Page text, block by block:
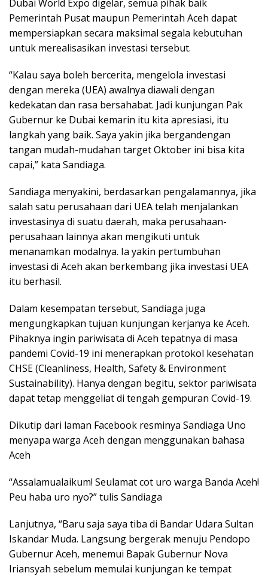
Dubai World Expo digelar, semua pihak baik
Pemerintah Pusat maupun Pemerintah Aceh dapat
mempersiapkan secara maksimal segala kebutuhan
untuk merealisasikan investasi tersebut.
“Kalau saya boleh bercerita, mengelola investasi
dengan mereka (UEA) awalnya diawali dengan
kedekatan dan rasa bersahabat. Jadi kunjungan Pak
Gubernur ke Dubai kemarin itu kita apresiasi, itu
langkah yang baik. Saya yakin jika bergandengan
tangan mudah-mudahan target Oktober ini bisa kita
capai,” kata Sandiaga.
Sandiaga menyakini, berdasarkan pengalamannya, jika
salah satu perusahaan dari UEA telah menjalankan
investasinya di suatu daerah, maka perusahaan-
perusahaan lainnya akan mengikuti untuk
menanamkan modalnya. Ia yakin pertumbuhan
investasi di Aceh akan berkembang jika investasi UEA
itu berhasil.
Dalam kesempatan tersebut, Sandiaga juga
mengungkapkan tujuan kunjungan kerjanya ke Aceh.
Pihaknya ingin pariwisata di Aceh tepatnya di masa
pandemi Covid-19 ini menerapkan protokol kesehatan
CHSE (Cleanliness, Health, Safety & Environment
Sustainability). Hanya dengan begitu, sektor pariwisata
dapat tetap menggeliat di tengah gempuran Covid-19.
Dikutip dari laman Facebook resminya Sandiaga Uno
menyapa warga Aceh dengan menggunakan bahasa
Aceh
“Assalamualaikum! Seulamat cot uro warga Banda Aceh!
Peu haba uro nyo?” tulis Sandiaga
Lanjutnya, “Baru saja saya tiba di Bandar Udara Sultan
Iskandar Muda. Langsung bergerak menuju Pendopo
Gubernur Aceh, menemui Bapak Gubernur Nova
Iriansyah sebelum memulai kunjungan ke tempat